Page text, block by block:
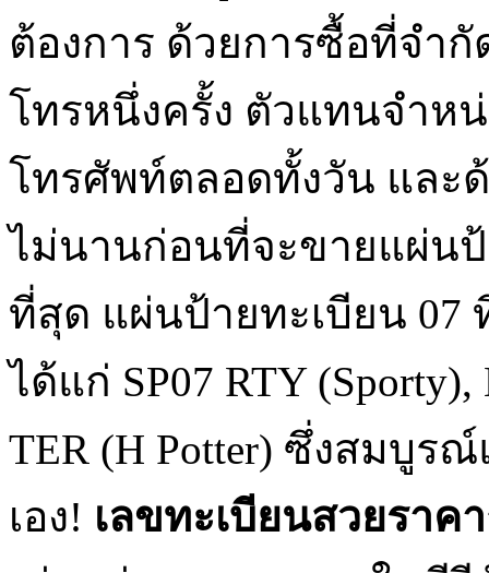
ต้องการ ด้วยการซื้อที่จำ
โทรหนึ่งครั้ง ตัวแทนจำห
โทรศัพท์ตลอดทั้งวัน และ
ไม่นานก่อนที่จะขายแผ่น
ที่สุด แผ่นป้ายทะเบียน 07
ได้แก่ SP07 RTY
TER (H Potter) ซึ่งสมบูร
เอง! เลขทะเบียนสวยราค